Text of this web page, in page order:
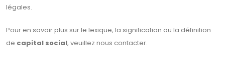
légales.
Pour en savoir plus sur le lexique, la signification ou la définition
de capital social, veuillez nous contacter.